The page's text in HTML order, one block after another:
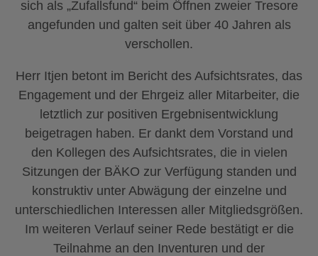
sich als „Zufallsfund“ beim Öffnen zweier Tresore
angefunden und galten seit über 40 Jahren als
verschollen.
Herr Itjen betont im Bericht des Aufsichtsrates, das
Engagement und der Ehrgeiz aller Mitarbeiter, die
letztlich zur positiven Ergebnisentwicklung
beigetragen haben. Er dankt dem Vorstand und
den Kollegen des Aufsichtsrates, die in vielen
Sitzungen der BÄKO zur Verfügung standen und
konstruktiv unter Abwägung der einzelne und
unterschiedlichen Interessen aller Mitgliedsgrößen.
Im weiteren Verlauf seiner Rede bestätigt er die
Teilnahme an den Inventuren und der